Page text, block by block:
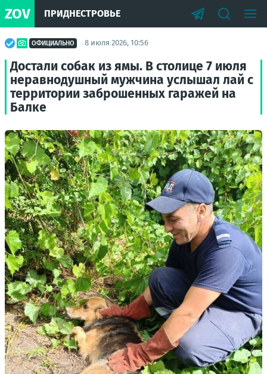
ZOV ПРИДНЕСТРОВЬЕ
ОФИЦИАЛЬНО 8 июля 2026, 10:56
Достали собак из ямы. В столице 7 июля
неравнодушный мужчина услышал лай с
территории заброшенных гаражей на
Балке